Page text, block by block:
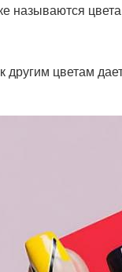
называются
цветам